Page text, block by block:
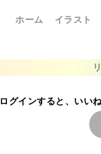
ホーム イラスト
ログインすると、いい